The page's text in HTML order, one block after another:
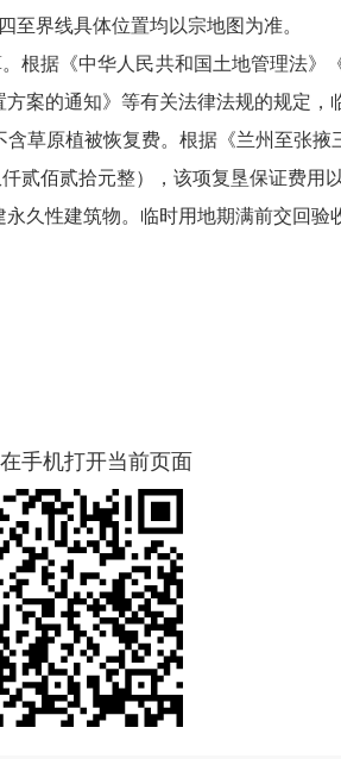
至界线具体位置均以宗地图为准。
根据《中华人民共和国土地管理法》
方案的通知》 等有关法律法规的规定，
含草原植被恢复费。根据 《兰州至张掖
贰佰贰拾元整），该项复垦保证费用
永久性建筑物。临时用地期满前交回验
手机打开当前页面